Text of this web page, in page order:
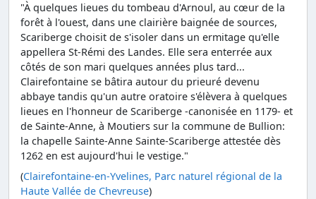
"À quelques lieues du tombeau d'Arnoul, au cœur de la
forêt à l'ouest, dans une clairière baignée de sources,
Scariberge choisit de s'isoler dans un ermitage qu'elle
appellera St-Rémi des Landes. Elle sera enterrée aux
côtés de son mari quelques années plus tard...
Clairefontaine se bâtira autour du prieuré devenu
abbaye tandis qu'un autre oratoire s'élèvera à quelques
lieues en l'honneur de Scariberge -canonisée en 1179- et
de Sainte-Anne, à Moutiers sur la commune de Bullion:
la chapelle Sainte-Anne Sainte-Scariberge attestée dès
1262 en est aujourd'hui le vestige."
(Clairefontaine-en-Yvelines, Parc naturel régional de la
Haute Vallée de Chevreuse)